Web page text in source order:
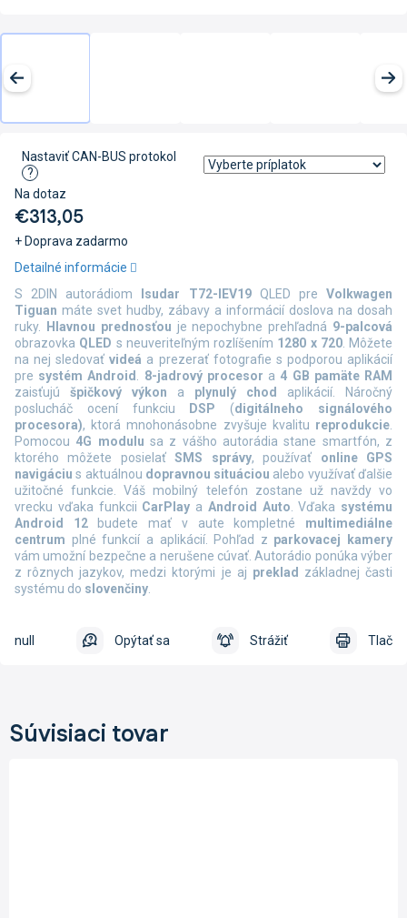
€313,05
+ Doprava zadarmo
Jednotková
cena:
Na dotaz
Nastaviť CAN-BUS protokol
?
S 2DIN autorádiom Isudar T72-IEV19QLED pre Volkwagen
Tiguan máte svet hudby, zábavy a informácií doslova na dosah
ruky.
Hlavnou prednosťou je nepochybne prehľadná 9-palcová
obrazovka QLED s neuveriteľným rozlíšením 1280 x 720. Môžete
na nej sledovaťvideá a prezerať fotografie s podporou aplikácií
pre systém Android . 8-jadrový procesor a 4 GB pamäte RAM
zaisťujú špičkový výkon a plynulý chod aplikácií. Náročný
poslucháč ocení funkciu
DSP (digitálneho signálového
procesora), ktorá mnohonásobne zvyšuje kvalitu reprodukcie.
Pomocou 4G modulu sa z vášho autorádia stane smartfón, z
ktorého môžete posielaťSMS správy, používať online
GPS
navigácius aktuálnou dopravnou situáciou alebo využívať ďalšie
užitočné funkcie. Váš mobilný telefón zostane už navždy vo
vrecku vďaka funkcii CarPlay a Android Auto. Vďaka systému
Android 12budete mať v aute kompletné multimediálne
centrum plné funkcií a aplikácií. Pohľad z parkovacej kamery
vám umožní bezpečne a nerušene cúvať. Autorádio ponúka výber
z rôznych jazykov, medzi ktorými je aj preklad
základnej časti
systému do slovenčiny.
Detailné informácie
Tlač
Opýtať sa Strážiť
null
Súvisiaci tovar